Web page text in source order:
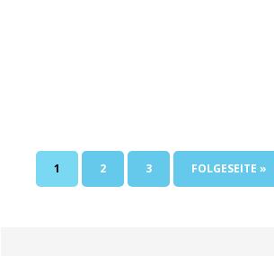
SEITE
1 SEITE
2 SEITE
3
GEHE
ZU
FOLGESEITE »